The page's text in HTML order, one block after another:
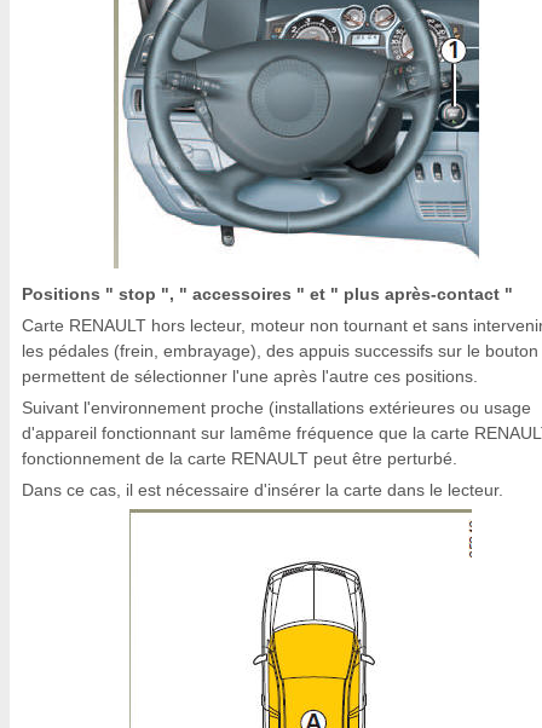
Positions " stop ", " accessoires " et " plus après-contact "
Carte RENAULT hors lecteur, moteur non tournant et sans
les pédales (frein, embrayage), des appuis successifs sur le bouton
permettent de sélectionner l'une après l'autre ces positions.
Suivant l'environnement proche (installations extérieures ou usage
d'appareil fonctionnant sur lamême fréquence que la carte
fonctionnement de la carte RENAULT peut être perturbé.
Dans ce cas, il est nécessaire d'insérer la carte dans le lecteur.